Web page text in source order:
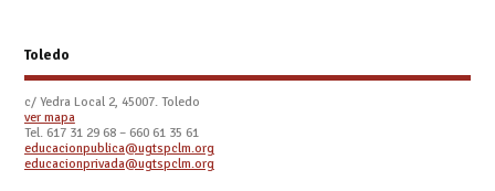
Toledo
c/ Yedra Local 2, 45007. Toledo
ver mapa
Tel. 617 31 29 68 – 660 61 35 61
educacionpublica@ugtspclm.org
educacionprivada@ugtspclm.org